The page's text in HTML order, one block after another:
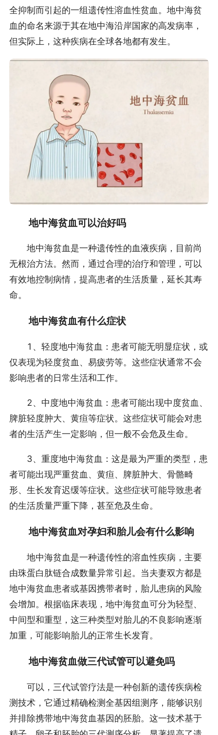
全抑制而引起的一组遗传性溶血性贫血。地中海贫
血的命名来源于其在地中海沿岸国家的高发病率，
但实际上，这种疾病在全球各地都有发生。
地中海贫血可以治好吗
地中海贫血是一种遗传性的血液疾病，目前尚
无根治方法。然而，通过合理的治疗和管理，可以
有效地控制病情，提高患者的生活质量，延长其寿
命。
地中海贫血有什么症状
1、轻度地中海贫血：患者可能无明显症状，或
仅表现为轻度贫血、易疲劳等。这些症状通常不会
影响患者的日常生活和工作。
2、中度地中海贫血：患者可能出现中度贫血、
脾脏轻度肿大、黄疸等症状。这些症状可能会对患
者的生活产生一定影响，但一般不会危及生命。
3、重度地中海贫血：这是最为严重的类型，患
者可能出现严重贫血、黄疸、脾脏肿大、骨骼畸
形、生长发育迟缓等症状。这些症状可能导致患者
的生活质量严重下降，甚至危及生命。
地中海贫血对孕妇和胎儿会有什么影响
地中海贫血是一种遗传性的溶血性疾病，主要
由珠蛋白肽链合成数量异常引起。当夫妻双方都是
地中海贫血患者或基因携带者时，胎儿患病的风险
会增加。根据临床表现，地中海贫血可分为轻型、
中间型和重型，这三种类型对胎儿的不良影响逐渐
加重，可能影响胎儿的正常生长发育。
地中海贫血做三代试管可以避免吗
可以，三代试管疗法是一种创新的遗传疾病检
测技术，它通过精确检测全基因组测序，能够识别
并排除携带地中海贫血基因的胚胎。这一技术基于